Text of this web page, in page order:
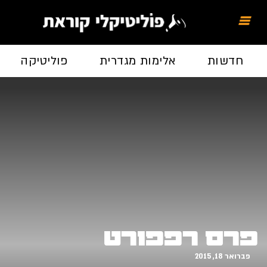
חדשות אלימות מגדרית פוליטיקה
פרס רפפורט
פברואר 18, 2015